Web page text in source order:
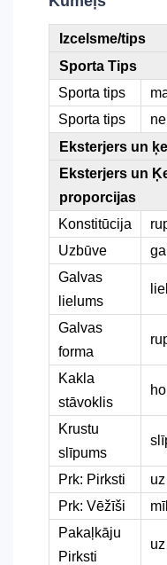
Izcelsme/tips
Sporta Tips
Sporta tips
Sporta tips
Eksterjers un
Eksterjers un
proporcijas
Konstitūcija
Uzbūve
Galvas
lielums
Galvas
forma
Kakla
stāvoklis
Krustu
slīpums
Prk: Pirksti
Prk: Vēžīši
Pakaļkāju
Pirksti